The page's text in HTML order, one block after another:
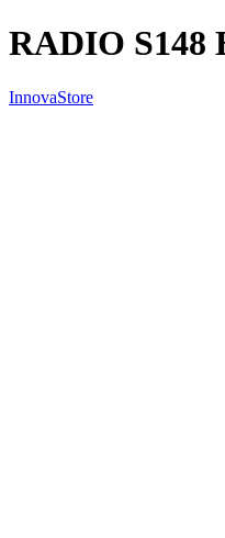
RADIO S148
InnovaStore